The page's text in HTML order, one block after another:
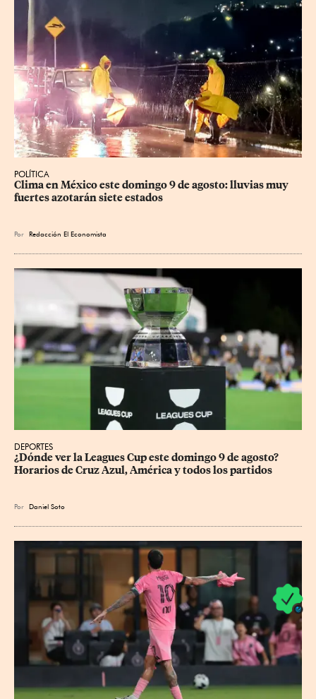
POLÍTICA
Clima en México este domingo 9 de agosto: lluvias muy
fuertes azotarán siete estados
Por Redacción El Economista
DEPORTES
¿Dónde ver la Leagues Cup este domingo 9 de agosto?
Horarios de Cruz Azul, América y todos los partidos
Por Daniel Soto